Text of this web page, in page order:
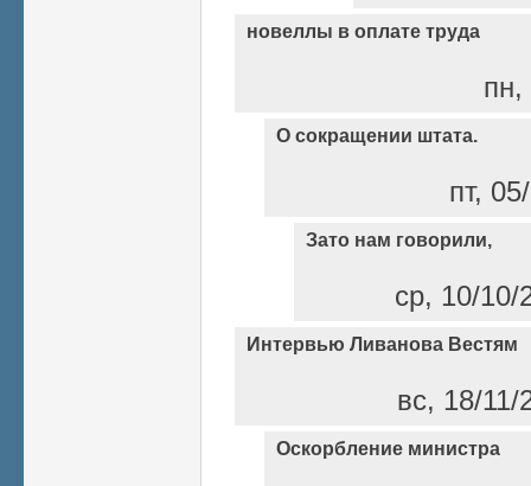
новеллы в оплате труда
пн,
О сокращении штата.
пт,
Зато нам говорили,
ср, 10/
Интервью Ливанова Вестям
вс, 18/
Оскорбление министра